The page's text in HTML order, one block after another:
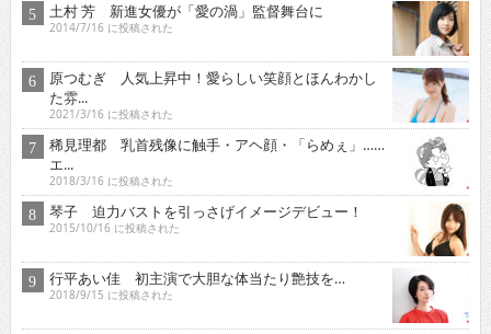
土村 芳 新進女優が「愛の渦」監督舞台に
2014/7/16 に投稿された
原つむぎ 人気上昇中！愛らしい笑顔とほんわかし
た雰...
2021/3/16 に投稿された
稀見理都 乳首残像に触手・アヘ顔・「らめぇ」……
エ...
2018/3/16 に投稿された
琴子 迫力バストを引っさげイメージデビュー！
2015/10/16 に投稿された
行平あい佳 初主演で大胆な体当たり艶技を…
2018/9/15 に投稿された